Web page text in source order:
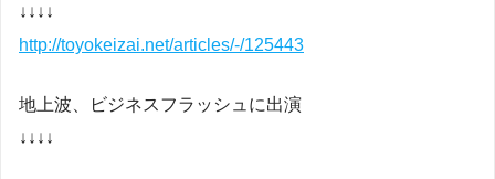
↓↓↓↓
http://toyokeizai.net/articles/-/125443
地上波、ビジネスフラッシュに出演
↓↓↓↓